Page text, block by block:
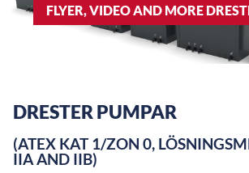
FLYER, VIDEO AND MORE
DRESTER PUMPAR
(ATEX KAT 1/ZON 0,
IIA AND IIB)